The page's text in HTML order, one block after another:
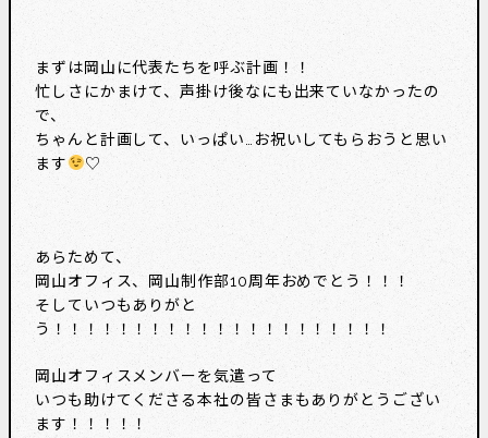
まずは岡山に代表たちを呼ぶ計画！！
忙しさにかまけて、声掛け後なにも出来ていなかったの
で、
ちゃんと計画して、いっぱい…お祝いしてもらおうと思い
ます
♡
あらためて、
岡山オフィス、岡山制作部10周年おめでとう！！！
そしていつもありがと
う！！！！！！！！！！！！！！！！！！！！！
岡山オフィスメンバーを気遣って
いつも助けてくださる本社の皆さまもありがとうござい
ます！！！！！